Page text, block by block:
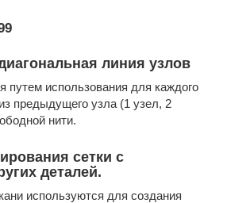
линия узлов
путем использования для каждого
предыдущего узла (1 узел, 2
нити.
сетки с
деталей.
используются для создания